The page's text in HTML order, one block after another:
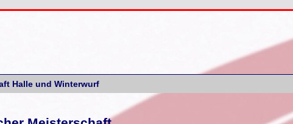
Halle und Winterwurf